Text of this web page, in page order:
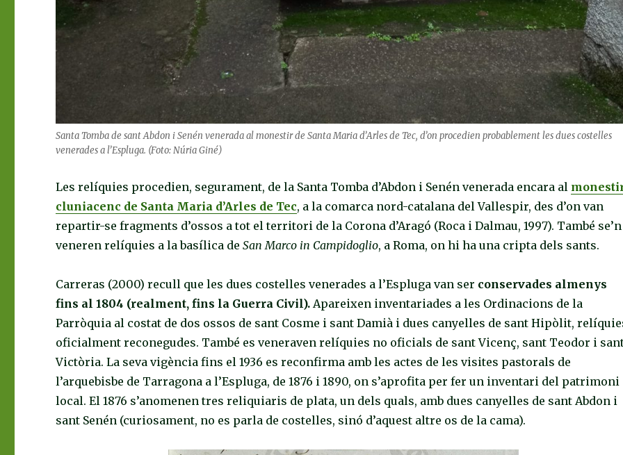
Santa Tomba de sant Abdon i Senén venerada al monestir de Santa Maria d’Arles de Tec, d’on procedien probablement les dues costelles
venerades a l’Espluga. (Foto: Núria Giné)
Les relíquies procedien, segurament, de la Santa Tomba d’Abdon i Senén venerada encara al
cluniacenc de Santa Maria d’Arles de Tec, a la comarca nord-catalana del Vallespir, des d’on van
repartir-se fragments d’ossos a tot el territori de la Corona d’Aragó (Roca i Dalmau, 1997). També se’n
veneren relíquies a la basílica deSan Marco in Campidoglio, a Roma, on hi ha una cripta dels sants.
Carreras (2000) recull que les dues costelles venerades a l’Espluga van ser conservades almenys
fins al 1804 (realment, fins la Guerra Civil).Apareixen inventariades a les Ordinacions de la
Parròquia al costat de dos ossos de sant Cosme i sant Damià i dues canyelles de sant Hipòlit,
oficialment reconegudes. També es veneraven relíquies no oficials de sant Vicenç, sant Teodor i
Victòria. La seva vigència fins el 1936 es reconfirma amb les actes de les visites pastorals de
l’arquebisbe de Tarragona a l’Espluga, de 1876 i 1890, on s’aprofita per fer un inventari del patrimoni
local. El 1876 s’anomenen tres reliquiaris de plata, un dels quals, amb dues canyelles de sant Abdon i
sant Senén (curiosament, no es parla de costelles, sinó d’aquest altre os de la cama).